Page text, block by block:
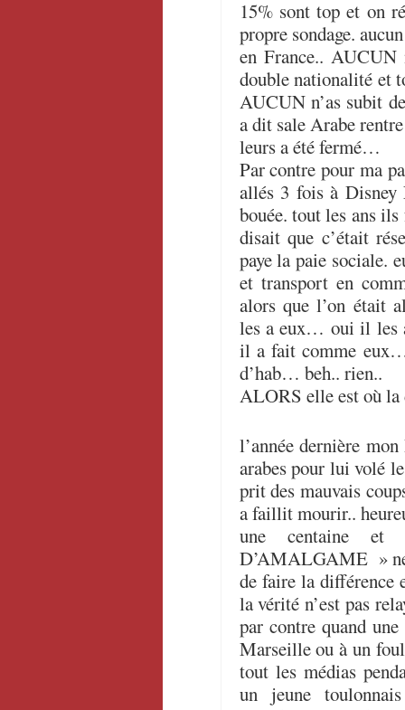
15% sont top et on
propre sondage.
en France..
double nationalité et
AUCUN n’as subit
a dit sale Arabe
leurs a été fermé…
Par contre pour ma
allés 3 fois à
bouée. tout les ans
disait que c’était
paye la paie sociale.
et transport en
alors que l’on était
les a eux… oui il les
il a fait comme
d’hab… beh.. rien..
ALORS elle est où
l’année dernière
arabes pour lui volé
prit des mauvais
a faillit mourir..
une centaine
D’AMALGAME »
de faire la différence
la vérité n’est pas
par contre quand
Marseille ou à un
tout les médias
un jeune